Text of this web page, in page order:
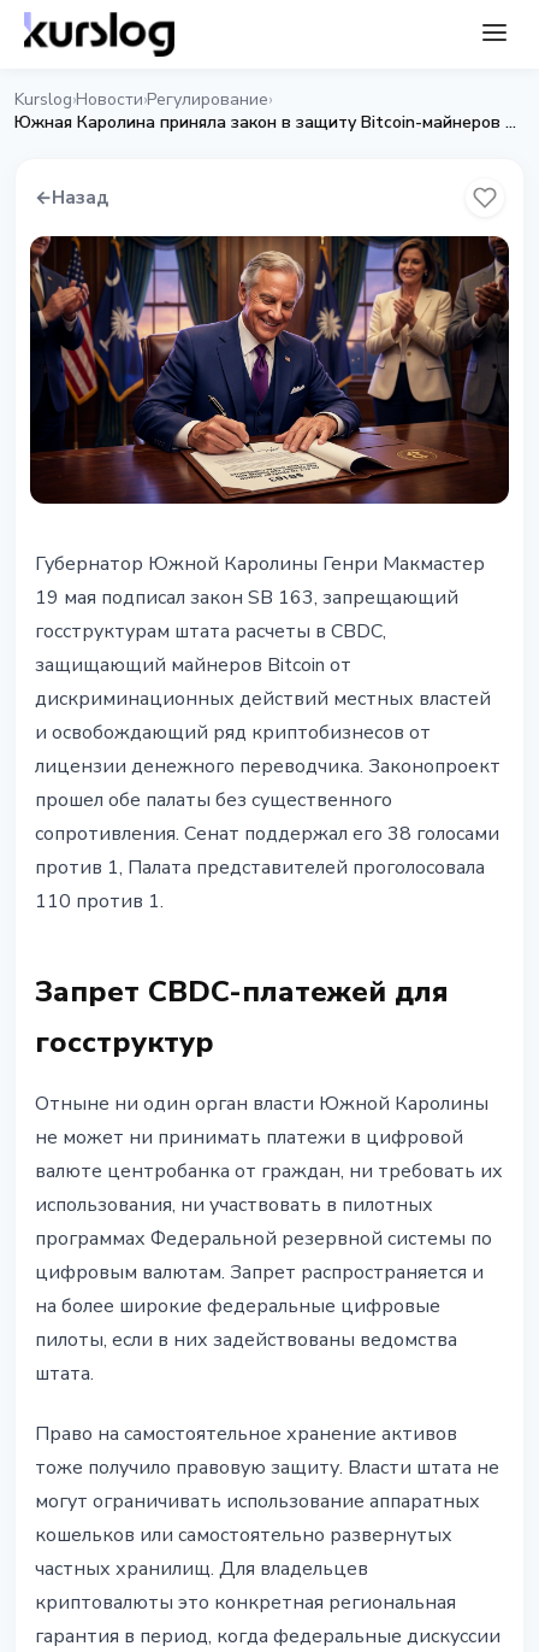
Kurslog›Новости›Регулирование›
Южная Каролина приняла закон в защиту Bitcoin-майнеров и против CBDC
←Назад
Южная Каролина приняла закон
в защиту Bitcoin-майнеров и
запрет CBDC
20 мая 2026 г.3 мин чтения
Наталия Дорофеева
Губернатор Южной Каролины Генри Макмастер
19 мая подписал закон SB 163, запрещающий
госструктурам штата расчеты в CBDC,
защищающий майнеров Bitcoin от
дискриминационных действий местных властей
и освобождающий ряд криптобизнесов от
лицензии денежного переводчика. Законопроект
прошел обе палаты без существенного
сопротивления. Сенат поддержал его 38 голосами
против 1, Палата представителей проголосовала
110 против 1.
Запрет CBDC-платежей для
госструктур
Отныне ни один орган власти Южной Каролины
не может ни принимать платежи в цифровой
валюте центробанка от граждан, ни требовать их
использования, ни участвовать в пилотных
программах Федеральной резервной системы по
цифровым валютам. Запрет распространяется и
на более широкие федеральные цифровые
пилоты, если в них задействованы ведомства
штата.
Право на самостоятельное хранение активов
тоже получило правовую защиту. Власти штата не
могут ограничивать использование аппаратных
кошельков или самостоятельно развернутых
частных хранилищ. Для владельцев
криптовалюты это конкретная региональная
гарантия в период, когда федеральные дискуссии